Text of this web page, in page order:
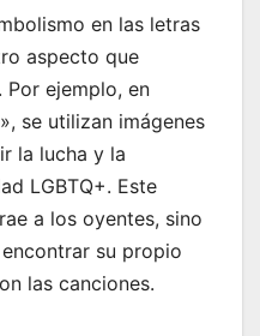
en las letras
aspecto que
ejemplo, en
se utilizan imágenes
la lucha y la
LGBTQ+. Este
a los oyentes, sino
su propio
las canciones.